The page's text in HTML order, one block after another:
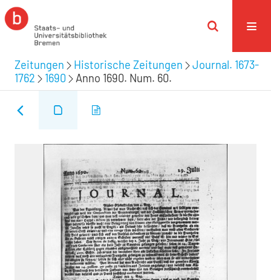
Zeitungen Historische Zeitungen
Journal. 1673-
1762
1690 Anno 1690. Num. 60.